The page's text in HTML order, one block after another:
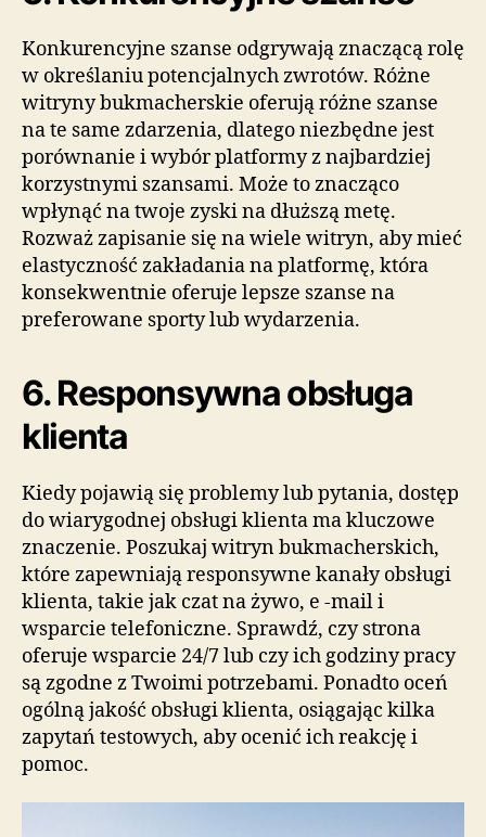
Konkurencyjne szanse odgrywają znaczącą rolę
w określaniu potencjalnych zwrotów. Różne
witryny bukmacherskie oferują różne szanse
na te same zdarzenia, dlatego niezbędne jest
porównanie i wybór platformy z najbardziej
korzystnymi szansami. Może to znacząco
wpłynąć na twoje zyski na dłuższą metę.
Rozważ zapisanie się na wiele witryn, aby mieć
elastyczność zakładania na platformę, która
konsekwentnie oferuje lepsze szanse na
preferowane sporty lub wydarzenia.
6. Responsywna obsługa
klienta
Kiedy pojawią się problemy lub pytania, dostęp
do wiarygodnej obsługi klienta ma kluczowe
znaczenie. Poszukaj witryn bukmacherskich,
które zapewniają responsywne kanały obsługi
klienta, takie jak czat na żywo, e -mail i
wsparcie telefoniczne. Sprawdź, czy strona
oferuje wsparcie 24/7 lub czy ich godziny pracy
są zgodne z Twoimi potrzebami. Ponadto oceń
ogólną jakość obsługi klienta, osiągając kilka
zapytań testowych, aby ocenić ich reakcję i
pomoc.